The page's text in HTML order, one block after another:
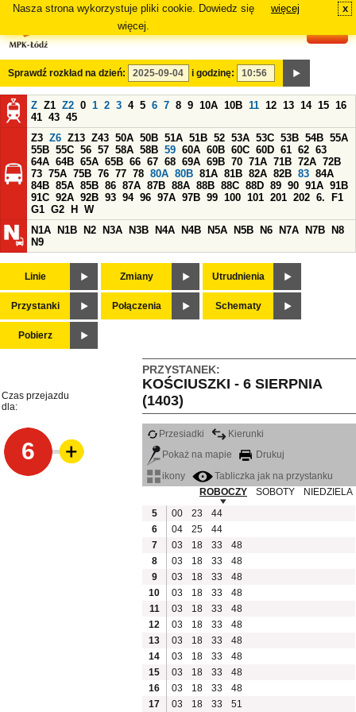
Nasza strona wykorzystuje pliki cookie. Dowiedz się
więcej.
więcej x
Sprawdź rozkład na dzień: i godzinę:
Z Z1 Z2 0 1 2 3 4 5 6 7 8 9 10A 10B 11 12 13 14 15 16
41 43 45
Z3 Z6 Z13 Z43 50A 50B 51A 51B 52 53A 53C 53B 54B 55A
55B 55C 56 57 58A 58B 59 60A 60B 60C 60D 61 62 63
64A 64B 65A 65B 66 67 68 69A 69B 70 71A 71B 72A 72B
73 75A 75B 76 77 78 80A 80B 81A 81B 82A 82B 83 84A
84B 85A 85B 86 87A 87B 88A 88B 88C 88D 89 90 91A 91B
91C 92A 92B 93 94 96 97A 97B 99 100 101 201 202 6.
F1
G1 G2 H
W
N1A
N1B N2 N3A N3B N4A N4B N5A N5B N6 N7A N7B
N8
N9
Linie Zmiany Utrudnienia
Przystanki Połączenia Schematy
Pobierz
PRZYSTANEK:
KOŚCIUSZKI - 6 SIERPNIA
(1403)
Czas przejazdu
dla:
6
Przesiadki
Kierunki
Pokaż na mapie
Drukuj
ikony
Tabliczka jak na przystanku
ROBOCZY
SOBOTY
NIEDZIELA
5
00 23
44
6
04 25
44
7
03 18 33
48
8
03 18 33
48
9
03 18 33
48
10
03 18 33
48
11
03 18 33
48
12
03 18 33
48
13
03 18 33
48
14
03 18 33
48
15
03 18 33
48
16
03 18 33
48
17
03 18 33 51